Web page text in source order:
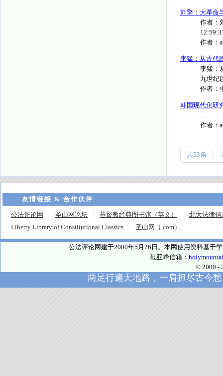
刘擎：大革命
作者：
作者：
李猛：从古代
李猛：
九世纪
作者：
韩国现代化研
...
作者：
共53条
友情链接 & 合作伙伴
公法评论网 圣山网论坛 基督教经典图书馆（英文）
北大法律信
Liberty Library of Constitutional Classics
圣山网（.com）
公法评论网建于2000年5月26日。本网使用资料基于
范亚峰信箱：
© 2000 -
两足行遍天地路，一肩担尽古今